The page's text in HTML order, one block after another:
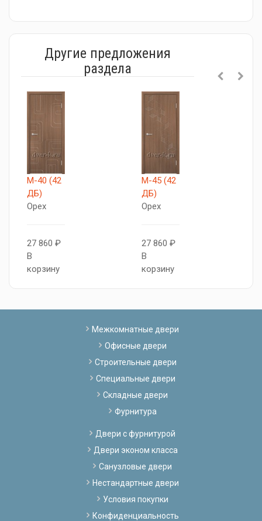
Другие предложения
раздела
М-40 (42
ДБ)
Орех
27 860 ₽
В
корзину
М-45 (42
ДБ)
Орех
27 860 ₽
В
корзину
Межкомнатные двери
Офисные двери
Строительные двери
Специальные двери
Складные двери
Фурнитура
Двери с фурнитурой
Двери эконом класса
Санузловые двери
Нестандартные двери
Условия покупки
Конфиденциальность